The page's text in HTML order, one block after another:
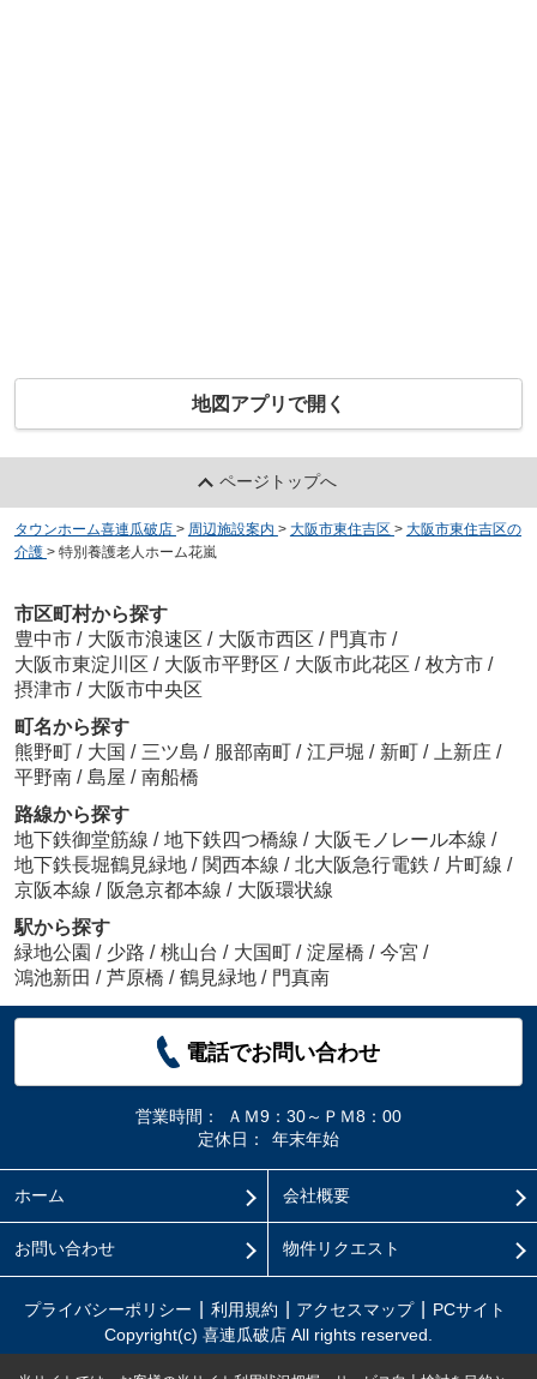
地図アプリで開く
ページトップへ
タウンホーム喜連瓜破店 > 周辺施設案内 > 大阪市東住吉区 > 大阪市東住吉区の
介護 > 特別養護老人ホーム花嵐
市区町村から探す
豊中市 / 大阪市浪速区 / 大阪市西区 / 門真市 /
大阪市東淀川区 / 大阪市平野区 / 大阪市此花区 / 枚方市 /
摂津市 / 大阪市中央区
町名から探す
熊野町 / 大国 / 三ツ島 / 服部南町 / 江戸堀 / 新町 / 上新庄 /
平野南 / 島屋 / 南船橋
路線から探す
地下鉄御堂筋線 / 地下鉄四つ橋線 / 大阪モノレール本線 /
地下鉄長堀鶴見緑地 / 関西本線 / 北大阪急行電鉄 / 片町線 /
京阪本線 / 阪急京都本線 / 大阪環状線
駅から探す
緑地公園 / 少路 / 桃山台 / 大国町 / 淀屋橋 / 今宮 /
鴻池新田 / 芦原橋 / 鶴見緑地 / 門真南
電話でお問い合わせ
営業時間：
ＡＭ9：30～ＰＭ8：00
定休日：
年末年始
ホーム 会社概要
お問い合わせ 物件リクエスト
プライバシーポリシー 利用規約 アクセスマップ
PCサイト
Copyright(c) 喜連瓜破店 All rights reserved.